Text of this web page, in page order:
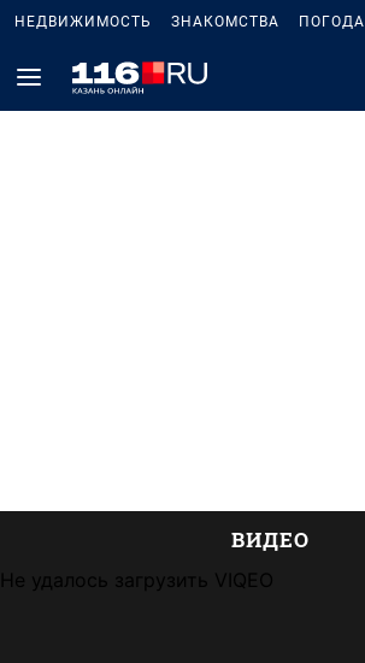
НЕДВИЖИМОСТЬ ЗНАКОМСТВА ПОГОДА
ВИДЕО
Не удалось загрузить VIQEO